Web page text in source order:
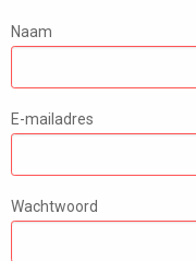
Naam
E-mailadres
Wachtwoord